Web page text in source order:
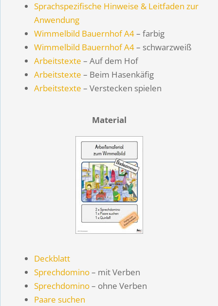
Sprachspezifische Hinweise & Leitfaden zur
Anwendung
Wimmelbild Bauernhof A4– farbig
Wimmelbild Bauernhof A4– schwarzweiß
Arbeitstexte – Auf dem Hof
Arbeitstexte – Beim Hasenkäfig
Arbeitstexte – Verstecken spielen
Material
Deckblatt
Sprechdomino– mit Verben
Sprechdomino– ohne Verben
Paare suchen